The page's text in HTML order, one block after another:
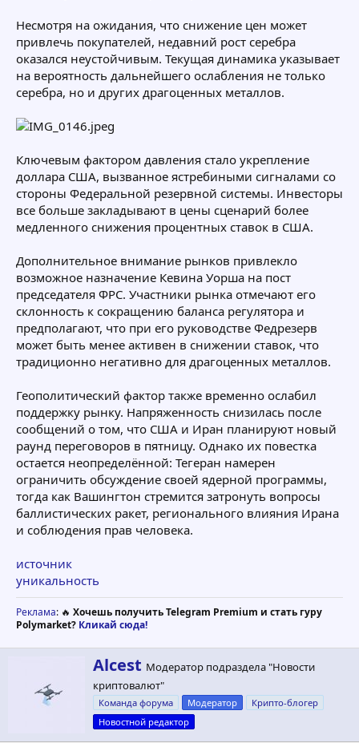
Несмотря на ожидания, что снижение цен может
привлечь покупателей, недавний рост серебра
оказался неустойчивым. Текущая динамика указывает
на вероятность дальнейшего ослабления не только
серебра, но и других драгоценных металлов.
Ключевым фактором давления стало укрепление
доллара США, вызванное ястребиными сигналами со
стороны Федеральной резервной системы. Инвесторы
все больше закладывают в цены сценарий более
медленного снижения процентных ставок в США.
Дополнительное внимание рынков привлекло
возможное назначение Кевина Уорша на пост
председателя ФРС. Участники рынка отмечают его
склонность к сокращению баланса регулятора и
предполагают, что при его руководстве Федрезерв
может быть менее активен в снижении ставок, что
традиционно негативно для драгоценных металлов.
Геополитический фактор также временно ослабил
поддержку рынку. Напряженность снизилась после
сообщений о том, что США и Иран планируют новый
раунд переговоров в пятницу. Однако их повестка
остается неопределённой: Тегеран намерен
ограничить обсуждение своей ядерной программы,
тогда как Вашингтон стремится затронуть вопросы
баллистических ракет, регионального влияния Ирана
и соблюдения прав человека.
источник
уникальность
Реклама: 🔥 Хочешь получить Telegram Premium и стать гуру
Polymarket? Кликай сюда!
А
в
т
р
Alcest Модератор подраздела "Новости
криптовалют"
Команда форума Модератор
Крипто-блогер
Новостной редактор